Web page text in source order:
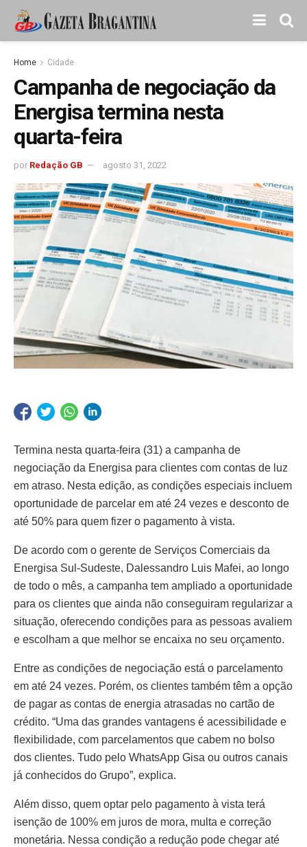
Home Cidade
Campanha de negociação da
Energisa termina nesta
quarta-feira
por Redação GB agosto 31, 2022
Termina nesta quarta-feira (31) a campanha de
negociação da Energisa para clientes com contas de luz
em atraso. Nesta edição, as condições especiais incluem
oportunidade de parcelar em até 24 vezes e desconto de
até 50% para quem fizer o pagamento à vista.
De acordo com o gerente de Serviços Comerciais da
Energisa Sul-Sudeste, Dalessandro Luis Mafei, ao longo
de todo o mês, a campanha tem ampliado a oportunidade
para os clientes que ainda não conseguiram regularizar a
situação, oferecendo condições para as pessoas avaliem
e escolham a que melhor se encaixa no seu orçamento.
Entre as condições de negociação está o parcelamento
em até 24 vezes. Porém, os clientes também têm a opção
de pagar as contas de energia atrasadas no cartão de
crédito. “Uma das grandes vantagens é acessibilidade e
flexibilidade, com parcelamentos que cabem no bolso
dos clientes. Tudo pelo WhatsApp Gisa ou outros canais
já conhecidos do Grupo”, explica.
Além disso, quem optar pelo pagamento à vista terá
isenção de 100% em juros de mora, multa e correção
monetária. Nessa condição a redução pode chegar até